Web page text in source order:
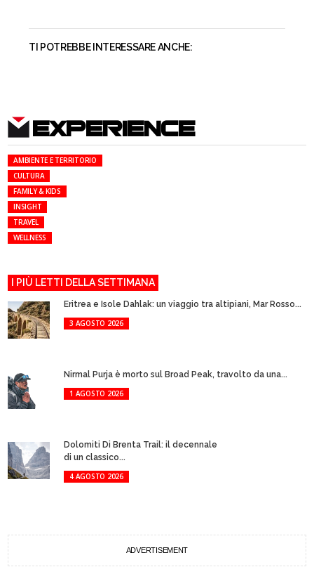
TI POTREBBE INTERESSARE ANCHE:
EXPERIENCE
AMBIENTE E TERRITORIO
CULTURA
FAMILY & KIDS
INSIGHT
TRAVEL
WELLNESS
I PIÙ LETTI DELLA SETTIMANA
Eritrea e Isole Dahlak: un viaggio tra altipiani, Mar Rosso...
3 AGOSTO 2026
Nirmal Purja è morto sul Broad Peak, travolto da una...
1 AGOSTO 2026
Dolomiti Di Brenta Trail: il decennale
di un classico...
4 AGOSTO 2026
ADVERTISEMENT